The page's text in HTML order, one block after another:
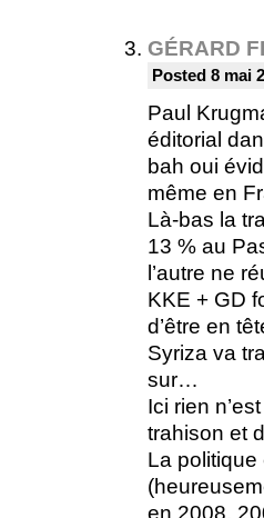
GÉRARD
Posted 8 mai
Paul
éditorial
bah oui
même en
Là-bas la
13 % au
l’autre ne
KKE + GD
d’être en
Syriza va
sur…
Ici rien
trahison et
La politique
en 2008,